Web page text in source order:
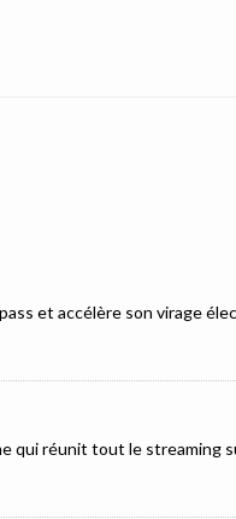
et accélère son virage
qui réunit tout le streaming